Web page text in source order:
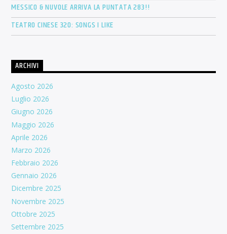
MESSICO & NUVOLE ARRIVA LA PUNTATA 283!!
TEATRO CINESE 320: SONGS I LIKE
ARCHIVI
Agosto 2026
Luglio 2026
Giugno 2026
Maggio 2026
Aprile 2026
Marzo 2026
Febbraio 2026
Gennaio 2026
Dicembre 2025
Novembre 2025
Ottobre 2025
Settembre 2025